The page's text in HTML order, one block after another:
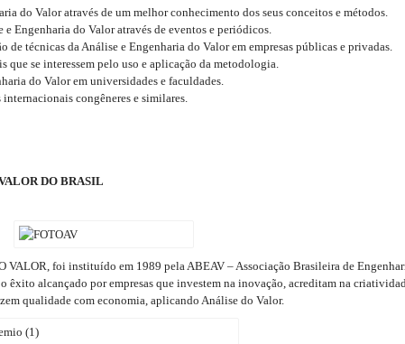
do Valor através de um melhor conhecimento dos seus conceitos e métodos.
Engenharia do Valor através de eventos e periódicos.
técnicas da Análise e Engenharia do Valor em empresas públicas e privadas.
que se interessem pelo uso e aplicação da metodologia.
do Valor em universidades e faculdades.
internacionais congêneres e similares.
DO BRASIL
foi instituído em 1989 pela ABEAV – Associação Brasileira de
êxito alcançado por empresas que investem na inovação, acreditam na
qualidade com economia, aplicando Análise do Valor.